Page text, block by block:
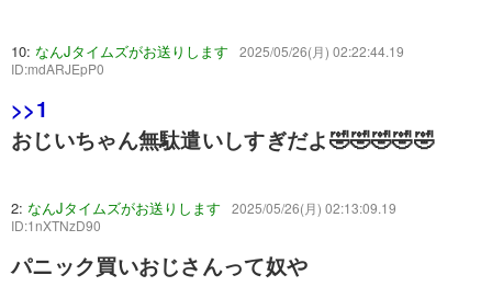
10: なんJタイムズがお送りします
2025/05/26(月) 02:22:44.19
ID:mdARJEpP0
>>1
おじいちゃん無駄遣いしすぎだよ🤣🤣🤣🤣🤣
2: なんJタイムズがお送りします
2025/05/26(月) 02:13:09.19
ID:1nXTNzD90
パニック買いおじさんって奴や